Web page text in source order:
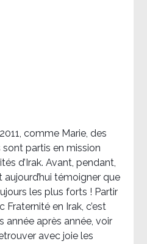
comme Marie, des
partis en mission
d’Irak. Avant, pendant,
témoigner que
les plus forts ! Partir
en Irak, c’est
année après année, voir
avec joie les